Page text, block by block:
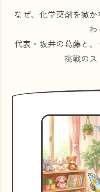
なぜ、化学薬剤を撒
わ
代表・坂井の葛藤と
挑戦のス